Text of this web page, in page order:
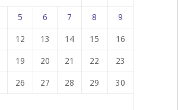
5 6 7 8 9
12 13 14 15 16
19 20 21 22 23
26 27 28 29 30